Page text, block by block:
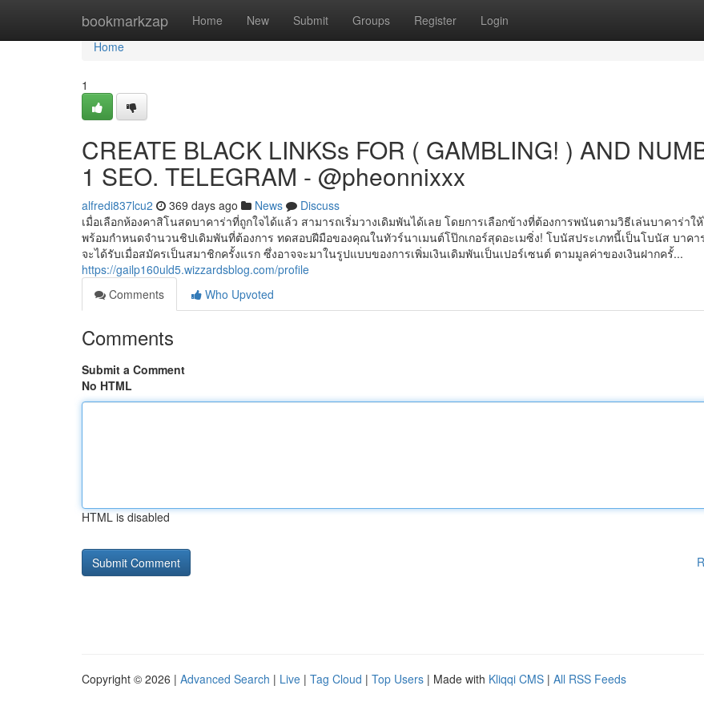
bookmarkzap Home New Submit Groups Register Login
Home
Home
1
CREATE BLACK LINKSs FOR ( GAMBLING! ) AND
1 SEO. TELEGRAM - @pheonnixxx
alfredi837lcu2 369 days ago News
Discuss
เมื่อเลือกห้องคาสิโนสดบาคาร่าที่ถูกใจได้แล้ว สามารถเริ่มวางเดิมพันได้เลย โดยการเลือกข้างที่ต้องการพนันตามวิธีเล่นบาคาร่าใ
พร้อมกำหนดจำนวนชิปเดิมพันที่ต้องการ ทดสอบ​ฝีมือ​ของ​คุณ​ใน​ทัวร์นา​เมน​ต์โป๊กเกอร์​สุด​อะเมซิ่ง! โบนัสประเภทนี้เป็นโบนัส บาคา
จะได้รับเมื่อสมัครเป็นสมาชิกครั้งแรก ซึ่งอาจจะมาในรูปแบบของการเพิ่มเงินเดิมพันเป็นเปอร์เซนต์ ตามมูลค่าของเงินฝากครั้...
https://gailp160uld5.wizzardsblog.com/profile
Comments
Who Upvoted
Comments
Submit a Comment
No HTML
HTML is disabled
Copyright © 2026 | Advanced Search | Live | Tag Cloud | Top Users | Made with Kliqqi CMS | All RSS Feeds